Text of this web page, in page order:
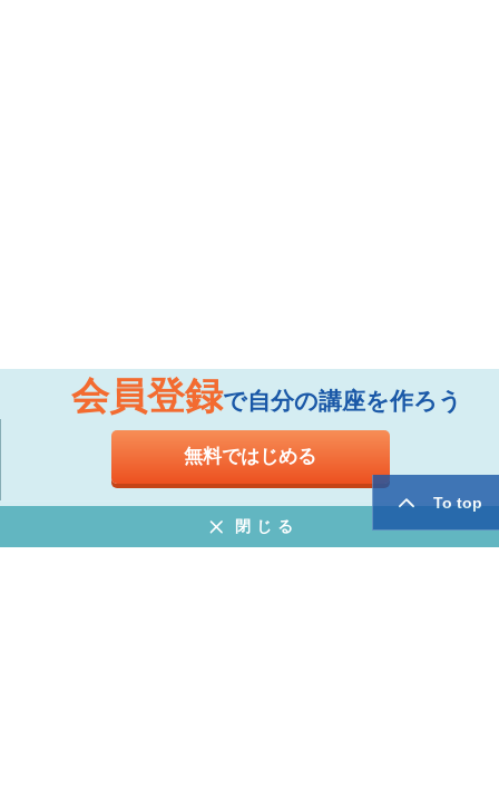
To top
会員登録で自分の講座を作ろう
無料ではじめる
閉じる